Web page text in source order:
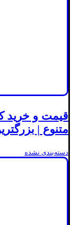
قیمت و خرید
متنوع |
دسته‌بندی نشده